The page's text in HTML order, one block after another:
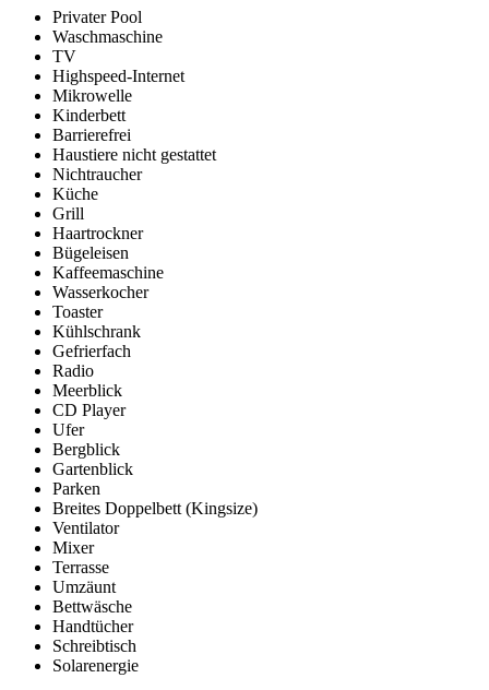
Privater Pool
Waschmaschine
TV
Highspeed-Internet
Mikrowelle
Kinderbett
Barrierefrei
Haustiere nicht gestattet
Nichtraucher
Küche
Grill
Haartrockner
Bügeleisen
Kaffeemaschine
Wasserkocher
Toaster
Kühlschrank
Gefrierfach
Radio
Meerblick
CD Player
Ufer
Bergblick
Gartenblick
Parken
Breites Doppelbett (Kingsize)
Ventilator
Mixer
Terrasse
Umzäunt
Bettwäsche
Handtücher
Schreibtisch
Solarenergie